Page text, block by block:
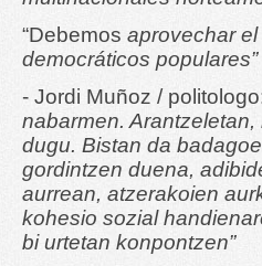
“Debemos aprovechar
democráticos populares”
- Jordi Muñoz /
nabarmen.
dugu. Bistan da
gordintzen duena,
aurrean, atzerakoien
kohesio sozial
bi urtetan konpontzen”